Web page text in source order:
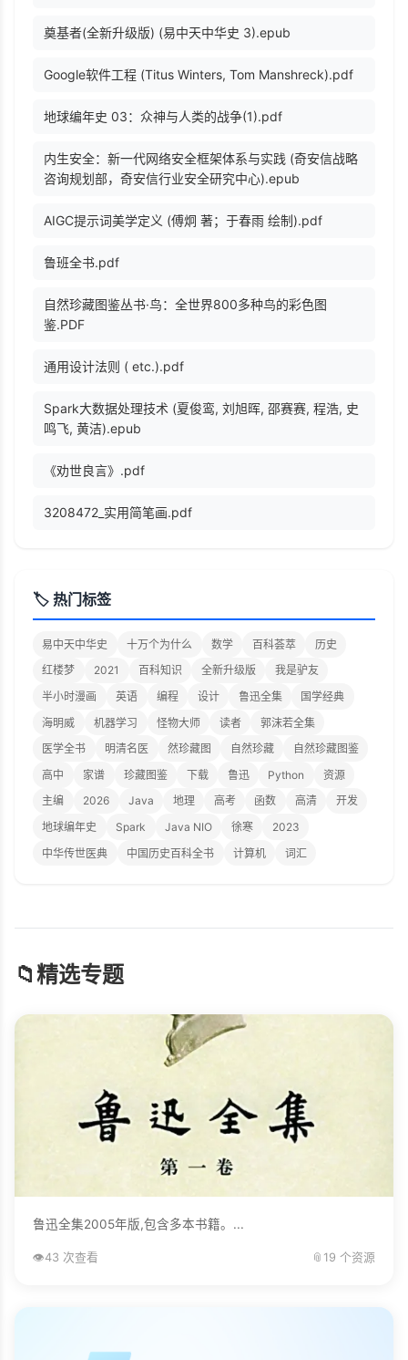
奠基者(全新升级版) (易中天中华史 3).epub
Google软件工程 (Titus Winters, Tom Manshreck).pdf
地球编年史 03：众神与人类的战争(1).pdf
内生安全：新一代网络安全框架体系与实践 (奇安信战略
咨询规划部，奇安信行业安全研究中心).epub
AIGC提示词美学定义 (傅炯 著；于春雨 绘制).pdf
鲁班全书.pdf
自然珍藏图鉴丛书·鸟：全世界800多种鸟的彩色图
鉴.PDF
通用设计法则 ( etc.).pdf
Spark大数据处理技术 (夏俊鸾, 刘旭晖, 邵赛赛, 程浩, 史
鸣飞, 黄洁).epub
《劝世良言》.pdf
3208472_实用简笔画.pdf
🏷️ 热门标签
易中天中华史 十万个为什么 数学 百科荟萃
历史
红楼梦
2021 百科知识 全新升级版
我是驴友
半小时漫画
英语 编程 设计 鲁迅全集
国学经典
海明威
机器学习 怪物大师 读者
郭沫若全集
医学全书
明清名医 然珍藏图 自然珍藏
自然珍藏图鉴
高中
家谱 珍藏图鉴 下载 鲁迅 Python
资源
主编
2026 Java 地理 高考 函数 高清
开发
地球编年史
Spark Java NIO 徐寒
2023
中华传世医典
中国历史百科全书 计算机 词汇
📁精选专题
鲁迅全集2005年版,包含多本书籍。...
👁️43 次查看 📎 19 个资源